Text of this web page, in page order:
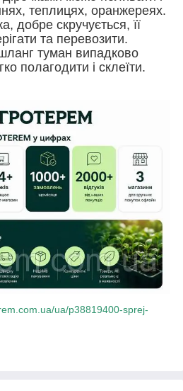
теплицях, оранжереях.
добре скручується, її
та перевозити.
туман випадково
полагодити і склеїти.
ua/p38819400-sprej-